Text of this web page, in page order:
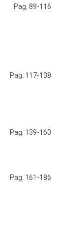
Pag. 89-116
Pag. 117-138
Pag. 139-160
Pag. 161-186